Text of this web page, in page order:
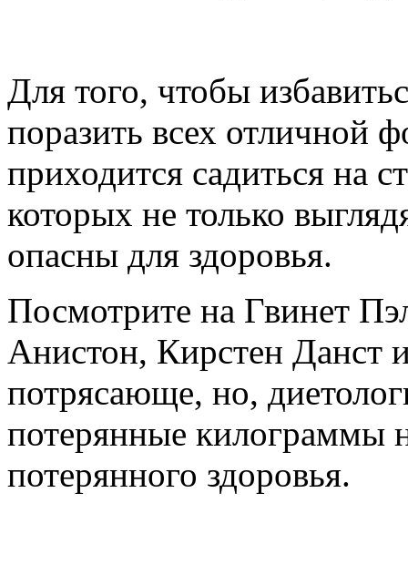
Для того, чтобы
поразить всех отличной
приходится садиться на
которых не только
опасны для здоровья.
Посмотрите на Гвинет
Анистон, Кирстен Данст
потрясающе, но,
потерянные килограммы
потерянного здоровья.